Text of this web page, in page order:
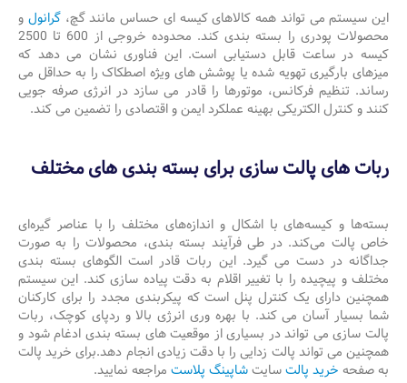
این سیستم می تواند همه کالاهای کیسه ای حساس مانند گچ،گرانول و
محصولات پودری را بسته بندی کند. محدوده خروجی از 600 تا 2500
کیسه در ساعت قابل دستیابی است. این فناوری نشان می دهد که
میزهای بارگیری تهویه شده یا پوشش های ویژه اصطکاک را به حداقل می
رساند. تنظیم فرکانس، موتورها را قادر می سازد در انرژی صرفه جویی
کنند و کنترل الکتریکی بهینه عملکرد ایمن و اقتصادی را تضمین می کند.
ربات های پالت سازی برای بسته بندی های مختلف
بسته‌ها و کیسه‌های با اشکال و اندازه‌های مختلف را با عناصر گیره‌ای
خاص پالت می‌کند. در طی فرآیند بسته بندی، محصولات را به صورت
جداگانه در دست می گیرد. این ربات قادر است الگوهای بسته بندی
مختلف و پیچیده را با تغییر اقلام به دقت پیاده سازی کند. این سیستم
همچنین دارای یک کنترل پنل است که پیکربندی مجدد را برای کارکنان
شما بسیار آسان می کند. با بهره وری انرژی بالا و ردپای کوچک، ربات
پالت سازی می تواند در بسیاری از موقعیت های بسته بندی ادغام شود و
همچنین می تواند پالت زدایی را با دقت زیادی انجام دهد.برای خرید پالت
به صفحه خرید پالتسایتشاپینگ پلاست مراجعه نمایید.